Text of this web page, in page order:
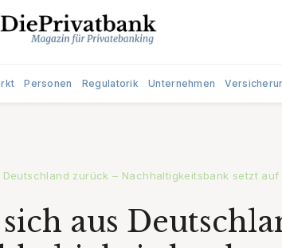
Personen Regulatorik Unternehmen
zurück – Nachhaltigkeitsbank setzt auf
aus